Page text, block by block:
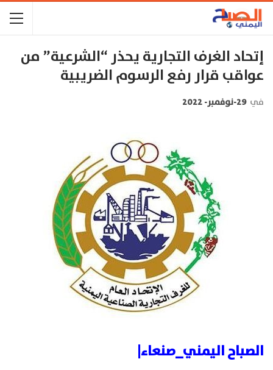
إتحاد الغرف التجارية يحذر “الشرعية” من
عواقب قرار رفع الرسوم الضريبية
في 29-نوفمبر- 2022
الصباح اليمني_صنعاء|